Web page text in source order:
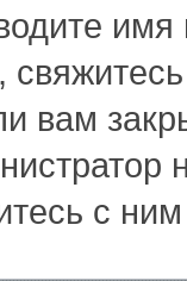
вам
с